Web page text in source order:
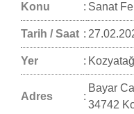
Konu : Sanat
Tarih / Saat :
Yer :
Adres :
Bayar
34742